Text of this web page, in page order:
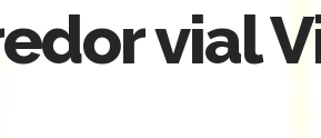
vial